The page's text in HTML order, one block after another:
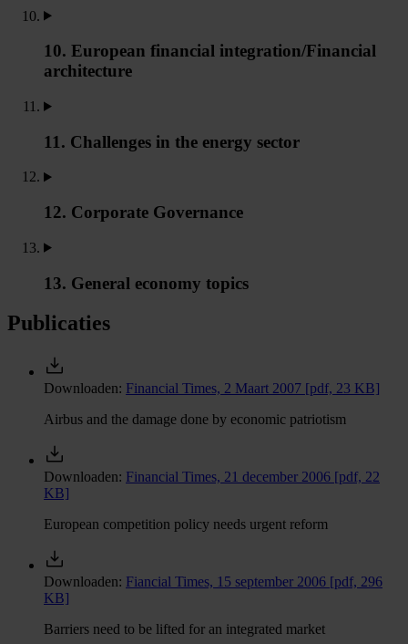
10. European financial integration/Financial
architecture
11. Challenges in the energy sector
12. Corporate Governance
13. General economy topics
Publicaties
Downloaden: Financial Times, 2 Maart 2007 [pdf, 23 KB]
Airbus and the damage done by economic patriotism
Downloaden: Financial Times, 21 december 2006 [pdf, 22
KB]
European competition policy needs urgent reform
Downloaden: Fiancial Times, 15 september 2006 [pdf, 296
KB]
Barriers need to be lifted for an integrated market